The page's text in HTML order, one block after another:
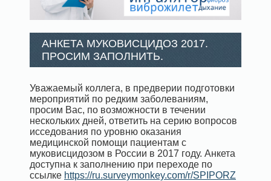
АНКЕТА МУКОВИСЦИДОЗ 2017.
ПРОСИМ ЗАПОЛНИТЬ.
Уважаемый коллега, в предверии подготовки
мероприятий по редким заболеваниям,
просим Вас, по возможности в течении
нескольких дней, ответить на серию вопросов
исседования по уровню оказания
медицинской помощи пациентам с
муковисцидозом в России в 2017 году. Анкета
доступна к заполнению при переходе по
ссылке https://ru.surveymonkey.com/r/SPIPORZ